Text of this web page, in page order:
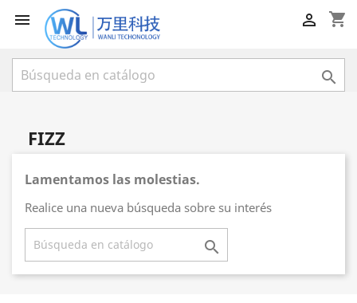
 shopping_cart


FIZZ
Lamentamos las molestias.
Realice una nueva búsqueda sobre su interés
